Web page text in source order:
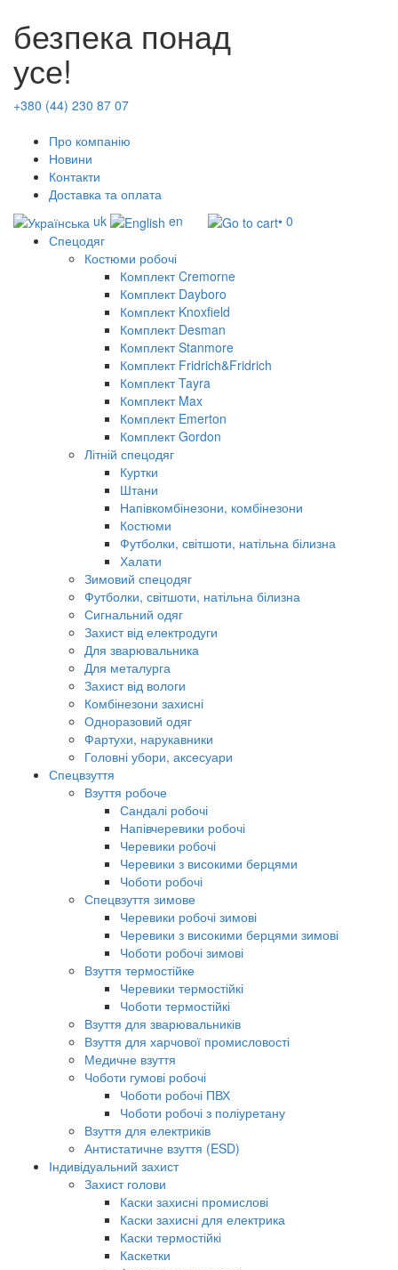
безпека понад
усе!
+380 (44) 230 87 07
Про компанію
Новини
Контакти
Доставка та оплата
uk
en
• 0
Спецодяг
Костюми робочі
Комплект Cremorne
Комплект Dayboro
Комплект Knoxfield
Комплект Desman
Комплект Stanmore
Комплект Fridrich&Fridrich
Комплект Tayra
Комплект Max
Комплект Emerton
Комплект Gordon
Літній спецодяг
Куртки
Штани
Напівкомбінезони, комбінезони
Костюми
Футболки, світшоти, натільна білизна
Халати
Зимовий спецодяг
Футболки, світшоти, натільна білизна
Сигнальний одяг
Захист від електродуги
Для зварювальника
Для металурга
Захист від вологи
Комбінезони захисні
Одноразовий одяг
Фартухи, нарукавники
Головні убори, аксесуари
Спецвзуття
Взуття робоче
Сандалі робочі
Напівчеревики робочі
Черевики робочі
Черевики з високими берцями
Чоботи робочі
Спецвзуття зимове
Черевики робочі зимові
Черевики з високими берцями зимові
Чоботи робочі зимові
Взуття термостійке
Черевики термостійкі
Чоботи термостійкі
Взуття для зварювальників
Взуття для харчової промисловості
Медичне взуття
Чоботи гумові робочі
Чоботи робочі ПВХ
Чоботи робочі з поліуретану
Взуття для електриків
Антистатичне взуття (ESD)
Індивідуальний захист
Захист голови
Каски захисні промислові
Каски захисні для електрика
Каски термостійкі
Каскетки